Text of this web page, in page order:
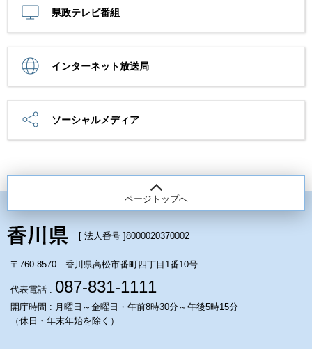
県政テレビ番組
インターネット放送局
ソーシャルメディア
ページトップへ
[ 法人番号 ]8000020370002
〒760-8570 香川県高松市番町四丁目1番10号
代表電話 : 087-831-1111
開庁時間 : 月曜日～金曜日・午前8時30分～午後5時15分
（休日・年末年始を除く）